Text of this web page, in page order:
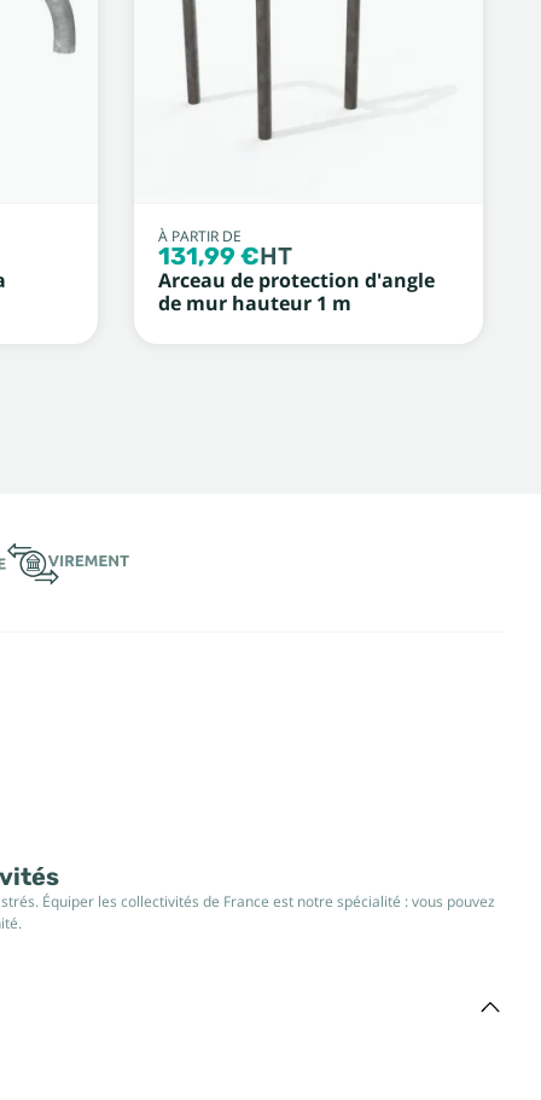
À PARTIR DE
131,99 €HT
Arceau de protection d'angle
de mur hauteur 1 m
Équiper les collectivités de France est notre spécialité : vous pouvez